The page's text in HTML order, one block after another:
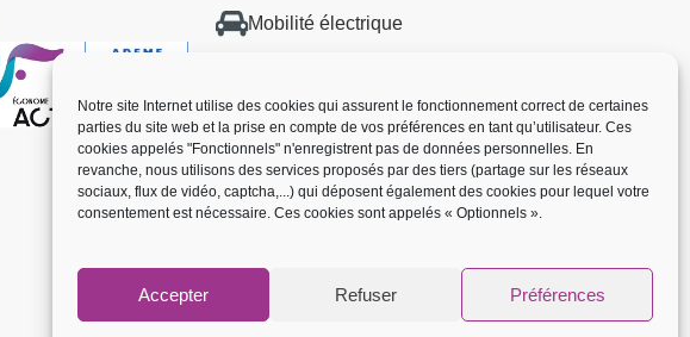
Notre site Internet utilise des cookies qui assurent le fonctionnement correct de certaines
parties du site web et la prise en compte de vos préférences en tant qu’utilisateur. Ces
cookies appelés "Fonctionnels" n'enregistrent pas de données personnelles. En
revanche, nous utilisons des services proposés par des tiers (partage sur les réseaux
sociaux, flux de vidéo, captcha,...) qui déposent également des cookies pour lequel votre
consentement est nécessaire. Ces cookies sont appelés « Optionnels ».
Accepter Refuser Préférences
Mobilité électrique
Transition énergétique
Réseau de chaleur
Signalement de panne éclairage